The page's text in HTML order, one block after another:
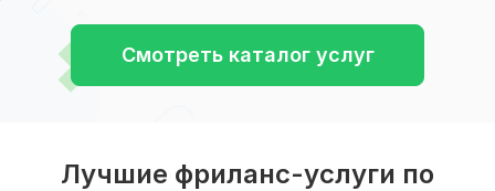
Смотреть каталог услуг
Лучшие фриланс-услуги по